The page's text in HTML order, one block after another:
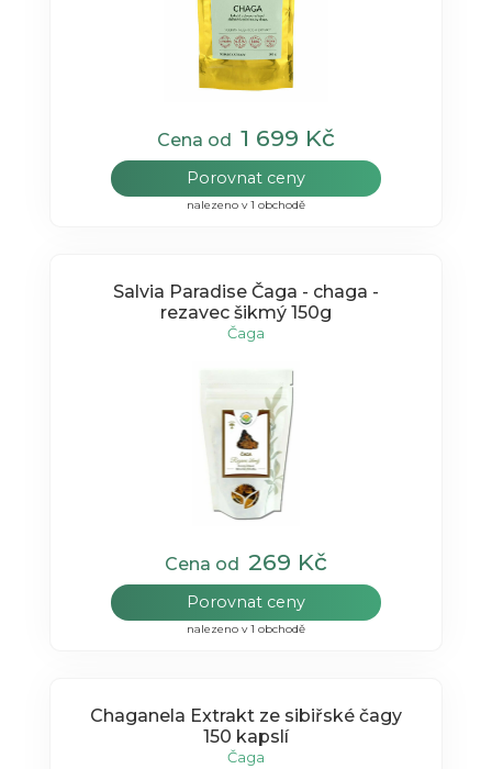
Cena od 1 699 Kč
Porovnat ceny
nalezeno v 1 obchodě
Salvia Paradise Čaga - chaga -
rezavec šikmý 150g
Čaga
Cena od 269 Kč
Porovnat ceny
nalezeno v 1 obchodě
Chaganela Extrakt ze sibiřské čagy
150 kapslí
Čaga